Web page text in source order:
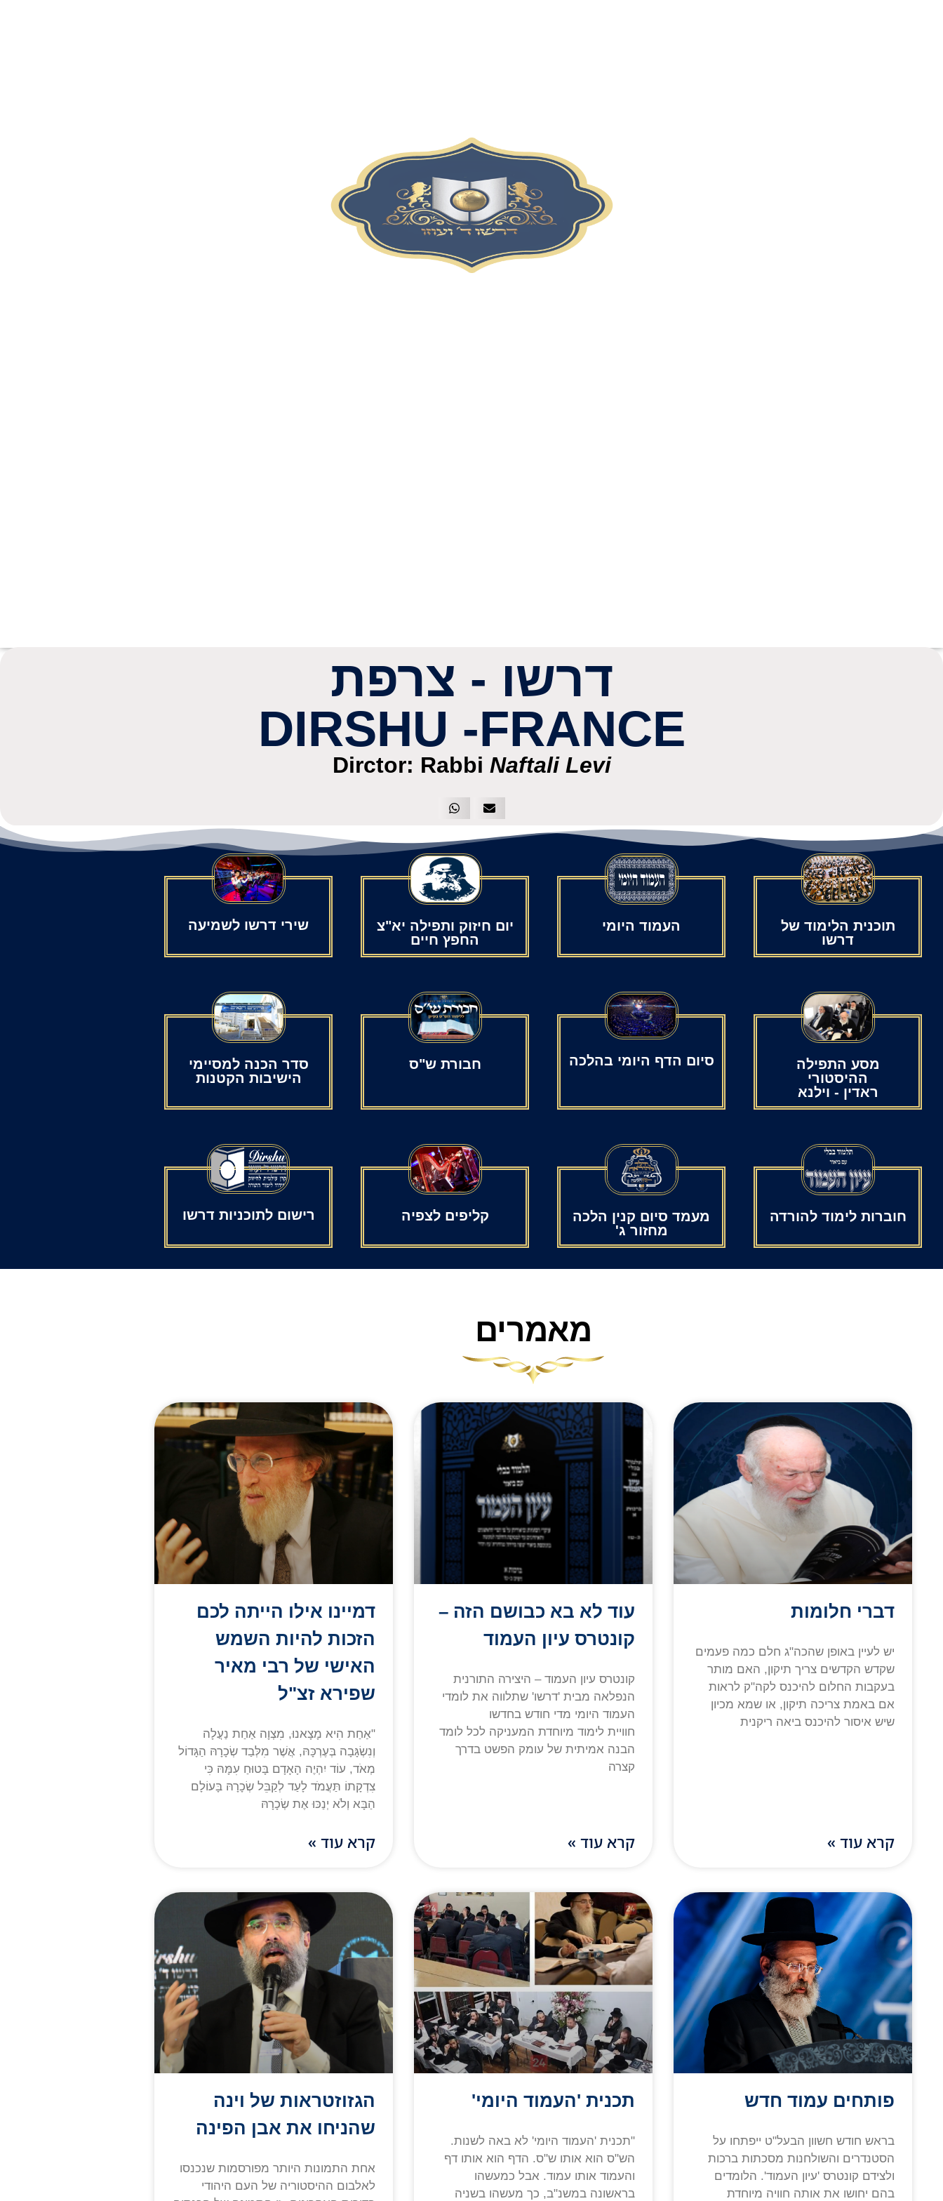
דרשו - צרפת
DIRSHU -FRANCE
Dirctor: Rabbi Naftali Levi
תוכנית הלימוד של
דרשו
העמוד היומי
יום חיזוק ותפילה יא"צ
החפץ חיים
שירי דרשו לשמיעה
מסע התפילה
ההיסטורי
ראדין - וילנא
סיום הדף היומי בהלכה חבורת ש"ס
סדר הכנה למסיימי
הישיבות הקטנות
חוברות לימוד להורדה
מעמד סיום קנין הלכה
מחזור ג'
קליפים לצפיה רישום לתוכניות דרשו
מאמרים
דברי חלומות
יש לעיין באופן שהכה"ג חלם כמה פעמים
שקדש הקדשים צריך תיקון, האם מותר
בעקבות החלום להיכנס לקה"ק לראות
אם באמת צריכה תיקון, או שמא מכיון
שיש איסור להיכנס ביאה ריקנית
קרא עוד »
עוד לא בא כבושם הזה –
קונטרס עיון העמוד
קונטרס עיון העמוד – היצירה התורנית
הנפלאה מבית 'דרשו' שתלווה את לומדי
העמוד היומי מדי חודש בחדשו
חוויית לימוד מיוחדת המעניקה לכל לומד
הבנה אמיתית של עומק הפשט בדרך
קצרה
קרא עוד »
דמיינו אילו הייתה לכם
הזכות להיות השמש
האישי של רבי מאיר
שפירא זצ"ל
"אַחַת הִיא מָצָאנוּ, מִצְוָה אַחַת נַעֲלָה
וְנִשְׂגָּבָה בְּעֶרְכָּהּ, אֲשֶׁר מִלְּבַד שְׂכָרָהּ הַגָּדוֹל
מְאֹד, עוֹד יִהְיֶה הָאָדָם בָּטוּחַ עִמָּהּ כִּי
צִדְקָתוֹ תַּעֲמֹד לָעַד לְקַבֵּל שְׂכָרָהּ בָּעוֹלָם
הַבָּא וְלֹא יְנַכּוּ אֶת שְׂכָרָהּ
קרא עוד »
פותחים עמוד חדש
בראש חודש חשוון הבעל"ט ייפתחו על
הסטנדרים והשולחנות מסכתות ברכות
ולצידם קונטרס 'עיון העמוד'. הלומדים
בהם יחושו את אותה חוויה מיוחדת
תכנית 'העמוד היומי'
"תכנית 'העמוד היומי' לא באה לשנות.
הש"ס הוא אותו ש"ס. הדף הוא אותו דף
והעמוד אותו עמוד. אבל כמעשהו
בראשונה במשנ"ב, כך מעשהו בשניה
הגזוזטראות של וינה
שהניחו את אבן הפינה
אחת התמונות היותר מפורסמות שנכנסו
לאלבום ההיסטוריה של העם היהודי